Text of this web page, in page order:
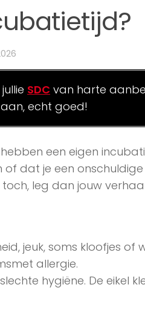
SDC van harte
echt goed!
een eigen
of dat je een
leg dan jouw
jeuk, soms kloofjes of
allergie.
hygiëne. De eikel